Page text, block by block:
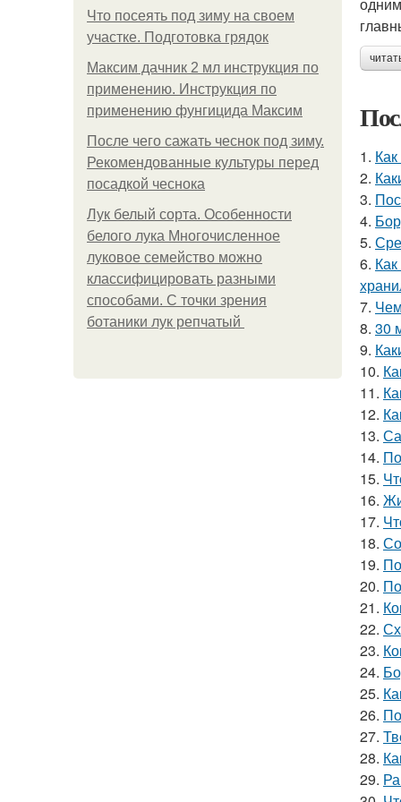
Что посеять под зиму на своем
участке. Подготовка грядок
Максим дачник 2 мл инструкция по
применению. Инструкция по
применению фунгицида Максим
После чего сажать чеснок под зиму.
Рекомендованные культуры перед
посадкой чеснока
Лук белый сорта. Особенности
белого лука Многочисленное
луковое семейство можно
классифицировать разными
способами. С точки зрения
ботаники лук репчатый
1.
2.
3.
4.
5.
6.
7.
8. 30
9.
10.
11.
12.
13.
14.
15.
16.
17.
18.
19.
20.
21.
22.
23.
24.
25.
26.
27.
28.
29.